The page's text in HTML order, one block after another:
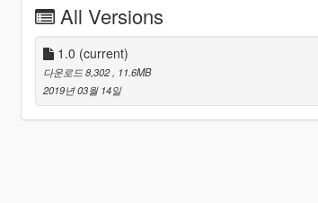
All Versions
1.0 (current)
다운로드 8,302 , 11.6MB
2019년 03월 14일